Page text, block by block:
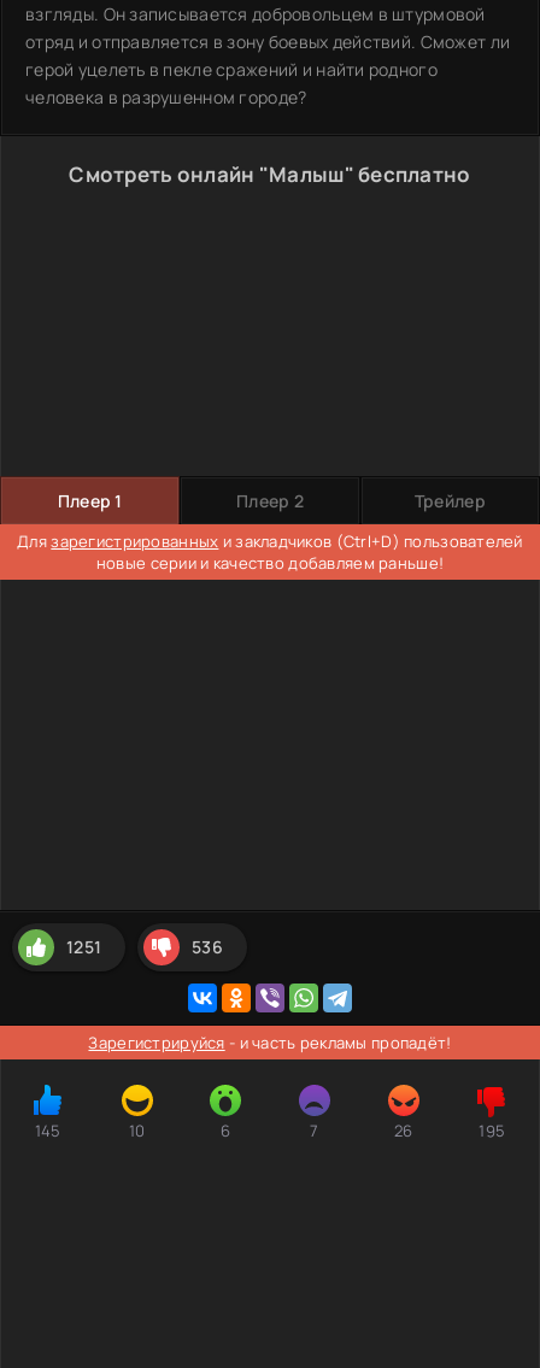
взгляды. Он записывается добровольцем в штурмовой
отряд и отправляется в зону боевых действий. Сможет ли
герой уцелеть в пекле сражений и найти родного
человека в разрушенном городе?
Смотреть онлайн "Малыш" бесплатно
Плеер 1 Плеер 2 Трейлер
Длязарегистрированных и закладчиков (Ctrl+D) пользователей
новые серии и качество добавляем раньше!
1251 536
Зарегистрируйся - и часть рекламы пропадёт!
145 10 6 7 26 195